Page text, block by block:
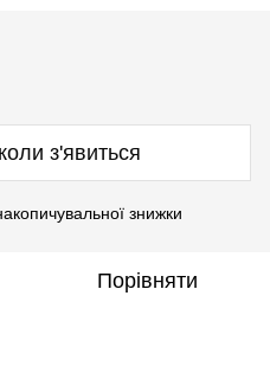
з'явиться
знижки
Порівняти